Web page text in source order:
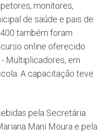
monitores,
de saúde e pais de
também foram
online oferecido
- Multiplicadores, em
A capacitação teve
pela Secretária
Mani Moura e pela